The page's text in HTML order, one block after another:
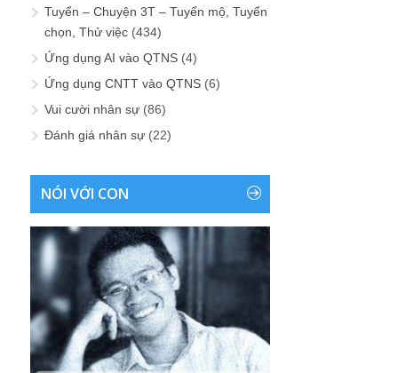
Tuyển – Chuyện 3T – Tuyển mộ, Tuyển
chọn, Thử việc (434)
Ứng dụng AI vào QTNS (4)
Ứng dụng CNTT vào QTNS (6)
Vui cười nhân sự (86)
Đánh giá nhân sự (22)
NÓI VỚI CON